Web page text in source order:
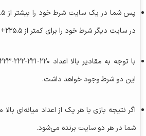
در سایت دیگر شرط خود را برای کمتر از ۲۲۵.۵+ در نظر می‌گیرید.
این دو شرط وجود خواهد داشت.
اگر نتیجه بازی با هر یک از اعداد میانه‌ای
شما در هر دو سایت برنده می‌شود.